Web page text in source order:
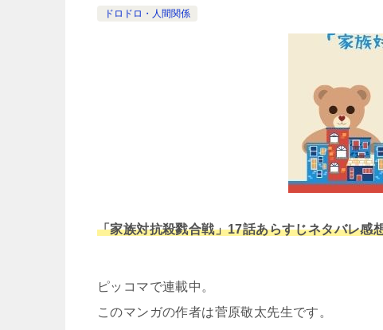
ドロドロ・人間関係
「家族対抗殺戮合戦」17話あらすじネタバレ感
ピッコマで連載中。
このマンガの作者は菅原敬太先生です。